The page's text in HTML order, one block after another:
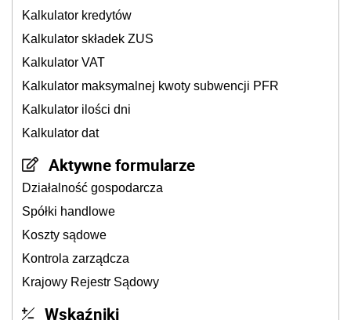
Kalkulator kredytów
Kalkulator składek ZUS
Kalkulator VAT
Kalkulator maksymalnej kwoty subwencji PFR
Kalkulator ilości dni
Kalkulator dat
Aktywne formularze
Działalność gospodarcza
Spółki handlowe
Koszty sądowe
Kontrola zarządcza
Krajowy Rejestr Sądowy
Wskaźniki